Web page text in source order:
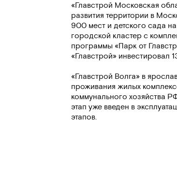
«Главстрой Московская
развития территории в
900 мест и детского сада
городской кластер с
программы «Парк от
«Главстрой» инвестировал
«Главстрой Волга» в
проживания жилых
коммунального хозяйства
этап уже введен в
этапов.